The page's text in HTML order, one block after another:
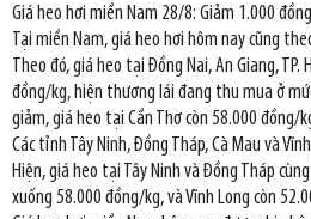
Giá heo hơi miền Nam 28/8: Giảm 1.000
Tại miền Nam, giá heo hơi hôm nay cũng
Theo đó, giá heo tại Đồng Nai, An Giang, TP.
đồng/kg, hiện thương lái đang thu mua ở
giảm, giá heo tại Cần Thơ còn 58.000 đồng/
Các tỉnh Tây Ninh, Đồng Tháp, Cà Mau và
Hiện, giá heo tại Tây Ninh và Đồng Tháp
xuống 58.000 đồng/kg, và Vĩnh Long còn